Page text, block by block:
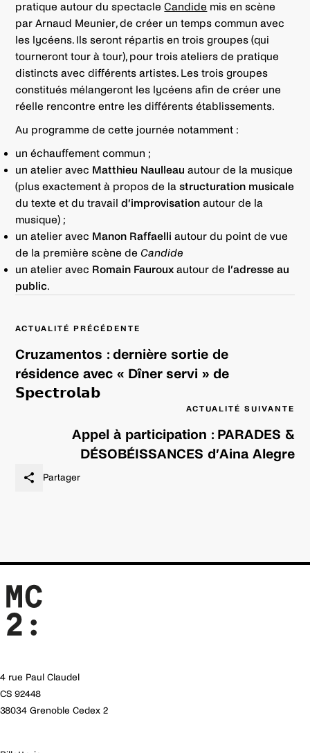
pratique autour du spectacleCandide mis en scène
par Arnaud Meunier, de créer un temps commun avec
les lycéens. Ils seront répartis en trois groupes (qui
tourneront tour à tour), pour trois ateliers de pratique
distincts avec différents artistes. Les trois groupes
constitués mélangeront les lycéens afin de créer une
réelle rencontre entre les différents établissements.
Au programme de cette journée notamment :
un échauffement commun ;
un atelier avec Matthieu Naulleauautour de la musique
(plus exactement à propos de lastructuration musicale
du texte et du travaild’improvisation autour de la
musique) ;
un atelier avec Manon Raffaelli autour du point de vue
de la première scène de Candide
un atelier avec Romain Faurouxautour de l’adresse au
public.
Navigation
l’article
ACTUALITÉ PRÉCÉDENTE
Cruzamentos : dernière sortie de
résidence avec « Dîner servi » de
𝗦𝗽𝗲𝗰𝘁𝗿𝗼𝗹𝗮𝗯
ACTUALITÉ SUIVANTE
Appel à participation : PARADES &
DÉSOBÉISSANCES d’Aina Alegre
Partager
4 rue Paul Claudel
CS 92448
38034 Grenoble Cedex 2